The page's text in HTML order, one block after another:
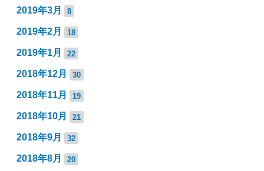
2019年3月 8
2019年2月 18
2019年1月 22
2018年12月 30
2018年11月 19
2018年10月 21
2018年9月 32
2018年8月 20